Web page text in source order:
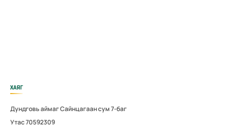
ХАЯГ
Дундговь аймаг Сайнцагаан сум 7-баг
Утас 70592309